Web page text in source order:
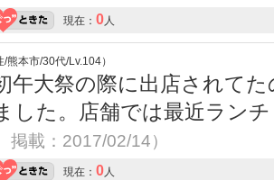
現在： 0 人
熊本市/30代/Lv.104）
午大祭の際に出店されて
した。店舗では最近ラン
載：2017/02/14）
現在： 0 人